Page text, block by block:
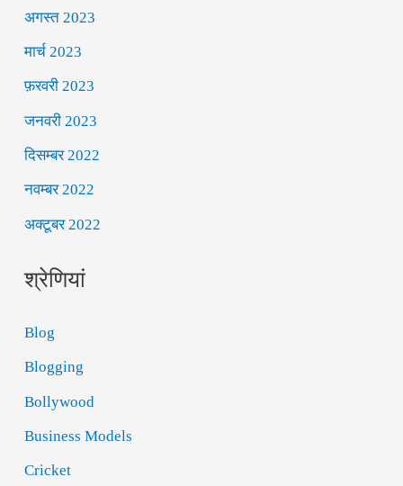
अगस्त 2023
मार्च 2023
फ़रवरी 2023
जनवरी 2023
दिसम्बर 2022
नवम्बर 2022
अक्टूबर 2022
श्रेणियां
Blog
Blogging
Bollywood
Business Models
Cricket